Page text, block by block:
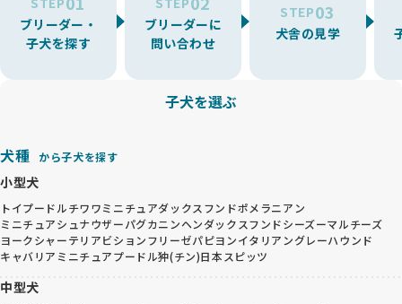
ブリーダー・
子犬を探す
ブリーダーに
問い合わせ
STEP03
犬舎の見学
子犬を選ぶ
犬種 から子犬を探す
小型犬
トイプードルチワワミニチュアダックスフンドポメラニアン
ミニチュアシュナウザーパグカニンヘンダックスフンドシーズーマルチーズ
ヨークシャーテリアビションフリーゼパピヨンイタリアングレーハウンド
キャバリア ミニチュアプードル狆(チン)日本スピッツ
中型犬